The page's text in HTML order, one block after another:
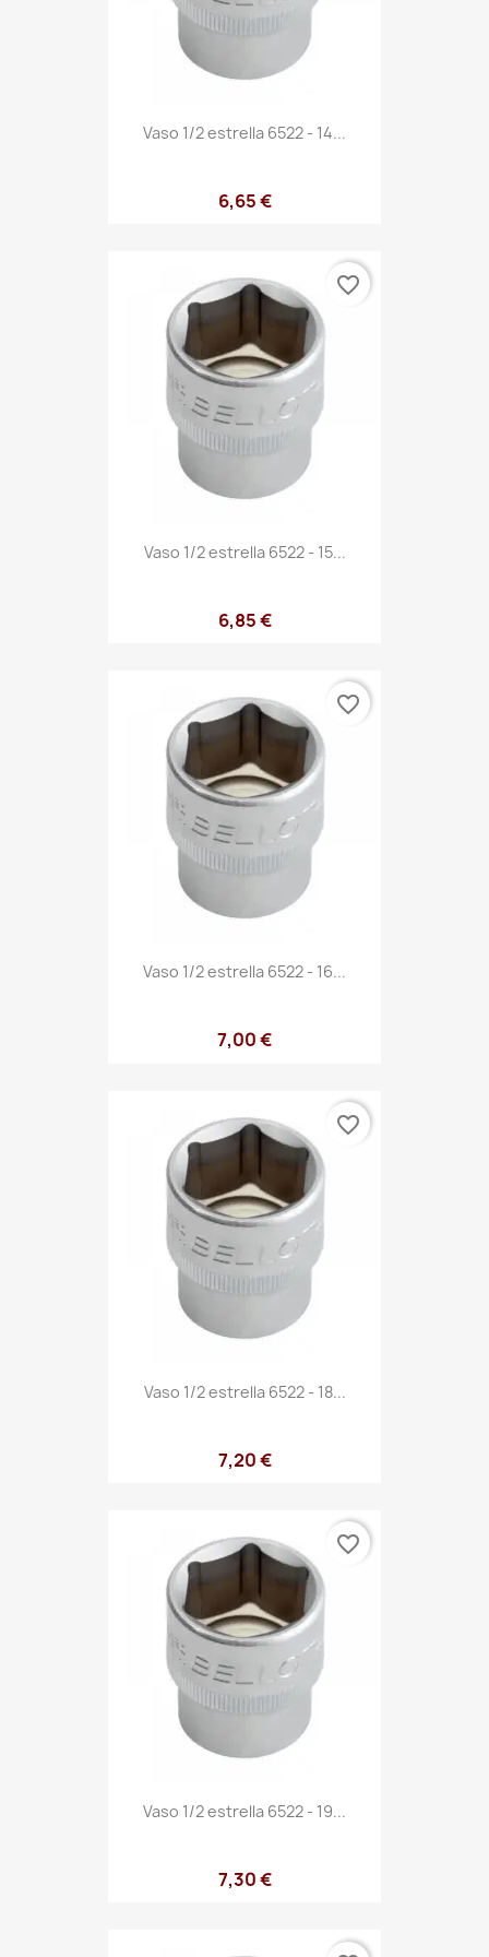
Vaso 1/2 estrella 6522 - 14...
6,65 €
Vaso 1/2 estrella 6522 - 15...
6,85 €
favorite_border
Vaso 1/2 estrella 6522 - 16...
7,00 €
favorite_border
Vaso 1/2 estrella 6522 - 18...
7,20 €
favorite_border
Vaso 1/2 estrella 6522 - 19...
7,30 €
favorite_border